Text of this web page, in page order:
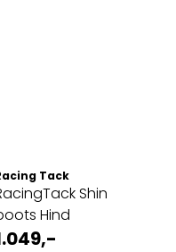
Tack
Shin
Hind